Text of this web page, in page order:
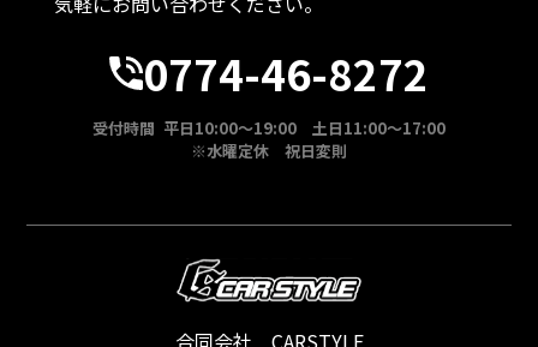
0774-46-8272
受付時間 平日10:00～19:00 土日11:00～17:00
※水曜定休 祝日変則
合同会社 CARSTYLE